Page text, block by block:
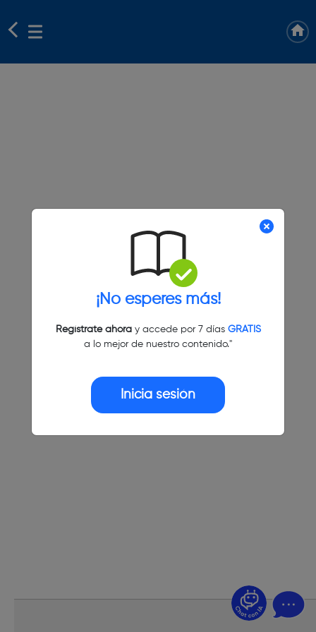
¡No esperes más!
Regístrate ahoray accede por 7 días GRATIS
a lo mejor de nuestro contenido."
Inicia sesión